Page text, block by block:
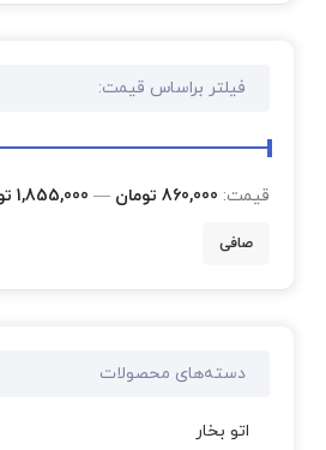
فیلتر براساس قیمت:
صافی
قيمت: 860,000 تومان — 1,855,000 تومان
دسته‌های محصولات
اتو بخار